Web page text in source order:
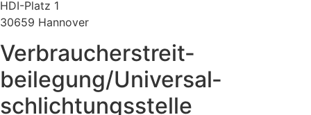
HDI-Platz 1
30659 Hannover
Verbraucher­streit­
beilegung/Universal­
schlichtungs­stelle